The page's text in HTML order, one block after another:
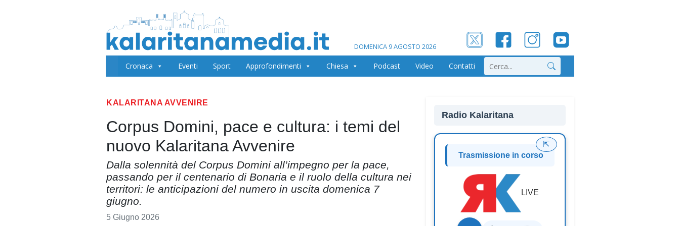
DOMENICA 9 AGOSTO 2026
Cronaca Eventi Sport Approfondimenti Chiesa Podcast Video Contatti Cerca
KALARITANA AVVENIRE
Corpus Domini, pace e cultura: i temi del
nuovo Kalaritana Avvenire
Dalla solennità del Corpus Domini all’impegno per la pace,
passando per il centenario di Bonaria e il ruolo della cultura nei
territori: le anticipazioni del numero in uscita domenica 7
giugno.
5 Giugno 2026
Radio Kalaritana
Trasmissione in corso
LIVE
⇱